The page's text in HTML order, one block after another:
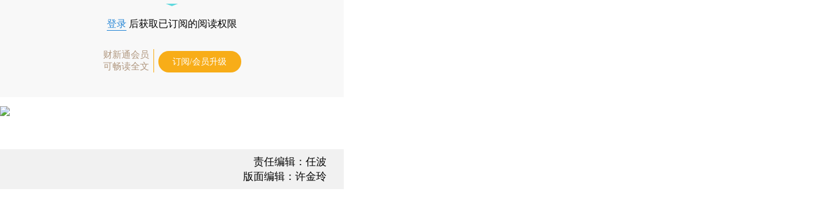
登录 后获取已订阅的阅读权限
财新通会员
可畅读全文
订阅/会员升级
责任编辑：任波
版面编辑：许金玲